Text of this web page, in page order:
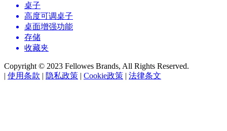
桌子
高度可调桌子
桌面增强功能
存储
收藏夹
Copyright © 2023 Fellowes Brands, All Rights Reserved.
| 使用条款 | 隐私政策 | Cookie政策 | 法律条文